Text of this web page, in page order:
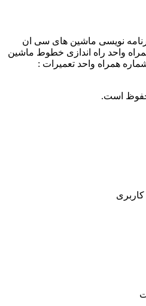
نویسی ماشین های سی ان
شماره همراه واحد راه اندازی خطوط ماشین
صنعتی : ۰۹۱۰۱۹۹۷۴۷۰ شماره همراه واحد تعمیرات :
است.